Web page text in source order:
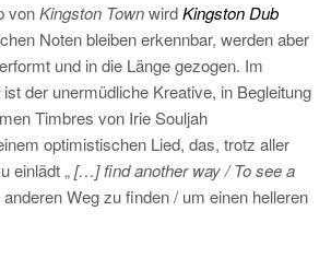
vonKingston TownwirdKingston Dub
Noten bleiben erkennbar, werden aber
und in die Länge gezogen. Im
der unermüdliche Kreative, in Begleitung
Timbres von Irie Souljah
optimistischen Lied, das, trotz aller
einlädt „[…] find another way / To see a
anderen Weg zu finden / um einen helleren